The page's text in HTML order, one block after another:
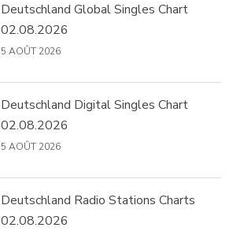
Deutschland Global Singles Chart
02.08.2026
5 AOÛT 2026
Deutschland Digital Singles Chart
02.08.2026
5 AOÛT 2026
Deutschland Radio Stations Charts
02.08.2026